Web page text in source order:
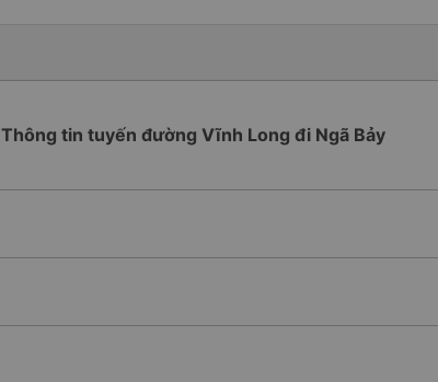
Thông tin tuyến đường Vĩnh Long đi Ngã Bảy